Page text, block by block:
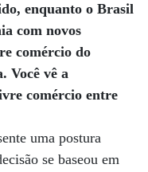
enquanto o Brasil
com novos
comércio do
Você vê a
comércio entre
uma postura
se baseou em